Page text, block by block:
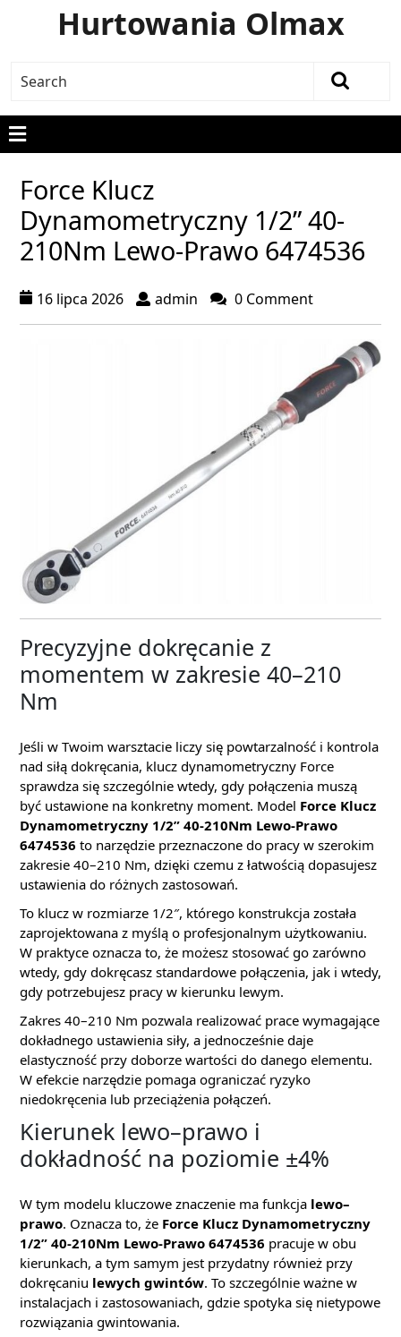
Hurtowania Olmax
Force Klucz
Dynamometryczny 1/2” 40-
210Nm Lewo-Prawo 6474536
16 lipca 2026 admin 0 Comment
Precyzyjne dokręcanie z
momentem w zakresie 40–210
Nm
Jeśli w Twoim warsztacie liczy się powtarzalność i kontrola
nad siłą dokręcania, klucz dynamometryczny Force
sprawdza się szczególnie wtedy, gdy połączenia muszą
być ustawione na konkretny moment. Model Force Klucz
Dynamometryczny 1/2” 40-210Nm Lewo-Prawo
6474536 to narzędzie przeznaczone do pracy w szerokim
zakresie 40–210 Nm, dzięki czemu z łatwością dopasujesz
ustawienia do różnych zastosowań.
To klucz w rozmiarze 1/2″, którego konstrukcja została
zaprojektowana z myślą o profesjonalnym użytkowaniu.
W praktyce oznacza to, że możesz stosować go zarówno
wtedy, gdy dokręcasz standardowe połączenia, jak i wtedy,
gdy potrzebujesz pracy w kierunku lewym.
Zakres 40–210 Nm pozwala realizować prace wymagające
dokładnego ustawienia siły, a jednocześnie daje
elastyczność przy doborze wartości do danego elementu.
W efekcie narzędzie pomaga ograniczać ryzyko
niedokręcenia lub przeciążenia połączeń.
Kierunek lewo–prawo i
dokładność na poziomie ±4%
W tym modelu kluczowe znaczenie ma funkcja lewo–
prawo. Oznacza to, że Force Klucz Dynamometryczny
1/2” 40-210Nm Lewo-Prawo 6474536 pracuje w obu
kierunkach, a tym samym jest przydatny również przy
dokręcaniu lewych gwintów. To szczególnie ważne w
instalacjach i zastosowaniach, gdzie spotyka się nietypowe
rozwiązania gwintowania.